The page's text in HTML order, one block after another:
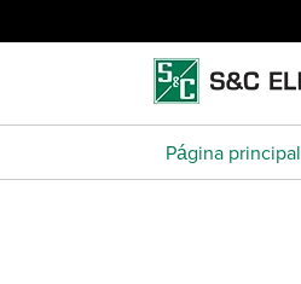
Página principal